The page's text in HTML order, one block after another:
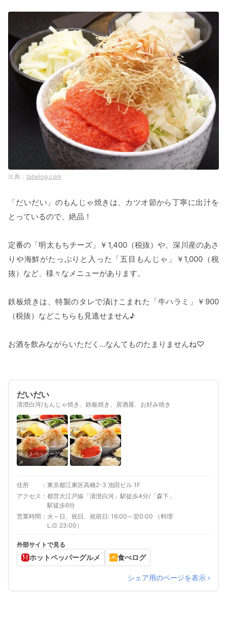
tabelog.com
「だいだい」のもんじゃ焼きは、カツオ節から丁寧に出汁を
とっているので、絶品！
定番の「明太もちチーズ」￥1,400（税抜）や、深川産のあさ
りや海鮮がたっぷりと入った「五目もんじゃ」￥1,000（税
抜）など、様々なメニューがあります。
鉄板焼きは、特製のタレで漬けこまれた「牛ハラミ」￥900
（税抜）などこちらも見逃せません♪
お酒を飲みながらいただく…なんてものたまりませんね♡
だいだい
清澄白河/もんじゃ焼き、鉄板焼き、居酒屋、お好み焼き
ホットペッパーグル
メ
住所
東京都江東区高橋2-3 池田ビル 1F
アクセス
都営大江戸線「清澄白河」駅徒歩4分/「森下」
駅徒歩6分
営業時間
火～日、祝日、祝前日: 16:00～翌0:00 （料理
L.O. 23:00）
外部サイトで見る
ホットペッパーグルメ 食べログ
シェア用のページを表示 ›